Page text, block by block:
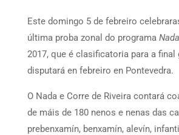
Este domingo 5 de febreiro
última proba zonal do programa
2017, que é clasificatoria para a final
disputará en febreiro en Pontevedra.
O Nada e Corre de Riveira contará
de máis de 180 nenos e nenas das
prebenxamín, benxamín, alevín,